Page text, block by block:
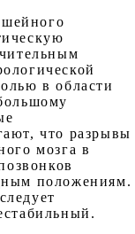
в области
что разрывы
мозга в
положениям.